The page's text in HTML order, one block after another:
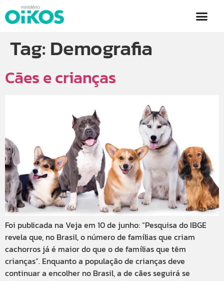
Tag: Demografia
Cães e crianças
Foi publicada na Veja em 10 de junho: “Pesquisa do IBGE
revela que, no Brasil, o número de famílias que criam
cachorros já é maior do que o de famílias que têm
crianças”. Enquanto a população de crianças deve
continuar a encolher no Brasil, a de cães seguirá se